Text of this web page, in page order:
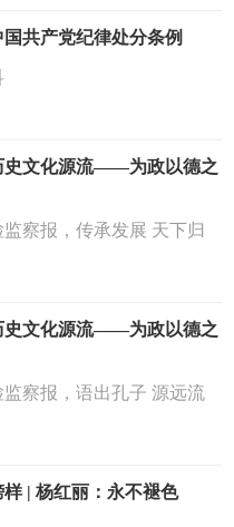
国共产党纪律处分条例
史文化源流——为政以德之
察报，传承发展 天下归
史文化源流——为政以德之
察报，语出孔子 源远流
样 | 杨红丽：永不褪色